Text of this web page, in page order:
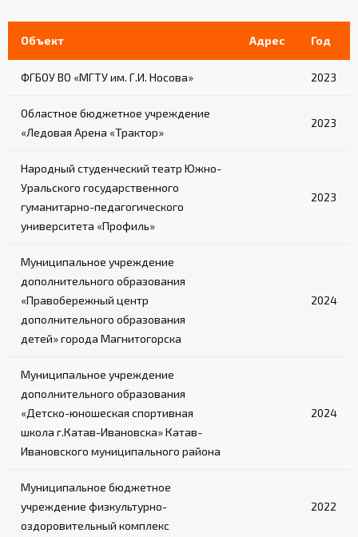
Объект Адрес Год
ФГБОУ ВО «МГТУ им. Г.И. Носова» 2023
Областное бюджетное учреждение
«Ледовая Арена «Трактор»
2023
Народный студенческий театр Южно-
Уральского государственного
гуманитарно-педагогического
университета «Профиль»
2023
Муниципальное учреждение
дополнительного образования
«Правобережный центр
дополнительного образования
детей» города Магнитогорска
2024
Муниципальное учреждение
дополнительного образования
«Детско-юношеская спортивная
школа г.Катав-Ивановска» Катав-
Ивановского муниципального района
2024
Муниципальное бюджетное
учреждение физкультурно-
оздоровительный комплекс
2022